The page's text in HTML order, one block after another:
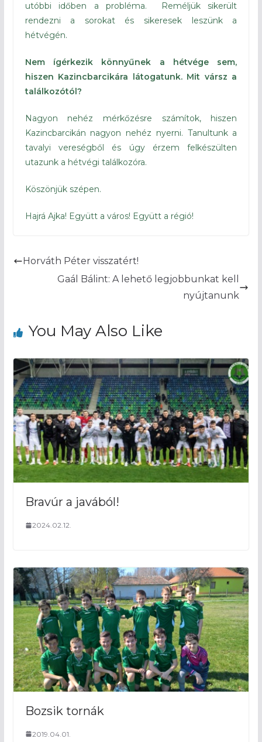
utóbbi időben a probléma. Reméljük sikerült
rendezni a sorokat és sikeresek leszünk a
hétvégén.
Nem ígérkezik könnyűnek a hétvége sem,
hiszen Kazincbarcikára látogatunk. Mit vársz a
találkozótól?
Nagyon nehéz mérkőzésre számítok, hiszen
Kazincbarcikán nagyon nehéz nyerni. Tanultunk a
tavalyi vereségből és úgy érzem felkészülten
utazunk a hétvégi találkozóra.
Köszönjük szépen.
Hajrá Ajka! Együtt a város! Együtt a régió!
Horváth Péter visszatért!
Gaál Bálint: A lehető legjobbunkat kell
nyújtanunk
You May Also Like
Bravúr a javából!
2024.02.12.
Bozsik tornák
2019.04.01.